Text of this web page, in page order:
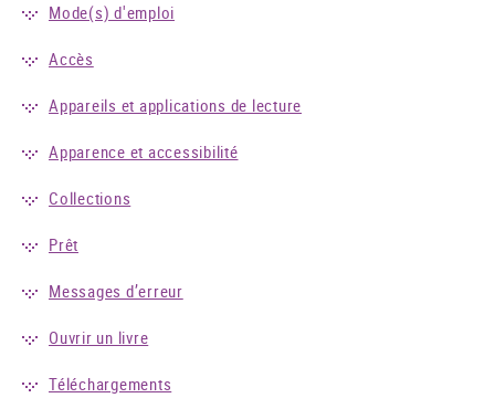
Mode(s) d'emploi
Accès
Appareils et applications de lecture
Apparence et accessibilité
Collections
Prêt
Messages d’erreur
Ouvrir un livre
Téléchargements